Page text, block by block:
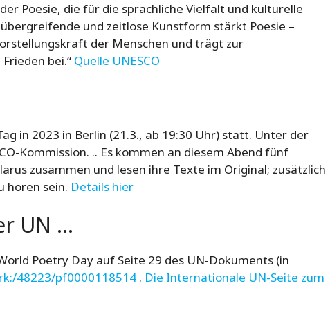
Poesie, die für die sprachliche Vielfalt und kulturelle
und zeitlose Kunstform stärkt Poesie –
der Menschen und trägt zur
bei.“ Quelle UNESCO
in 2023 in Berlin (21.3., ab 19:30 Uhr) statt. Unter der
Kommission. .. Es kommen an diesem Abend fünf
zusammen und lesen ihre Texte im Original; zusätzlich
hören sein. Details hier
UN …
Poetry Day auf Seite 29 des UN-Dokuments (in
48223/pf0000118514 . Die Internationale UN-Seite zum